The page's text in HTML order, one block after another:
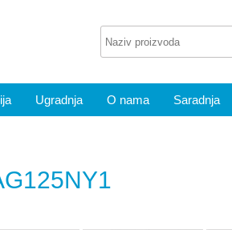
Ugradnja O nama Saradnja